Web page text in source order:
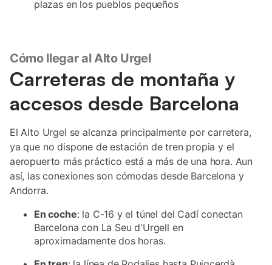
plazas en los pueblos pequeños
Cómo llegar al Alto Urgel
Carreteras de montaña y
accesos desde Barcelona
El Alto Urgel se alcanza principalmente por carretera,
ya que no dispone de estación de tren propia y el
aeropuerto más práctico está a más de una hora. Aun
así, las conexiones son cómodas desde Barcelona y
Andorra.
En coche: la C-16 y el túnel del Cadí conectan
Barcelona con La Seu d'Urgell en
aproximadamente dos horas.